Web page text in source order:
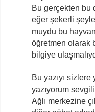
Bu gerçekten bu
eğer şekerli
muydu bu
öğretmen olarak
bilgiye
Bu yazıyı
yazıyorum
Ağlı merkezine